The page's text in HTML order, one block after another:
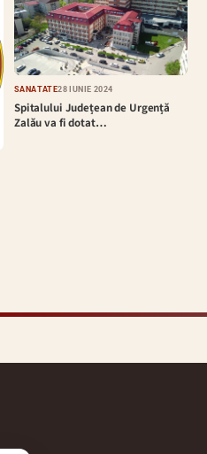
SĂNĂTATE28 IUNIE 2024
Spitalului Județean de Urgență
Zalău va fi dotat…